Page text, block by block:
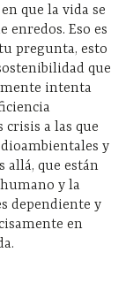
que la vida se
enredos. Eso es
pregunta, esto
que
intenta
crisis a las que
y
allá, que están
y la
dependiente y
en